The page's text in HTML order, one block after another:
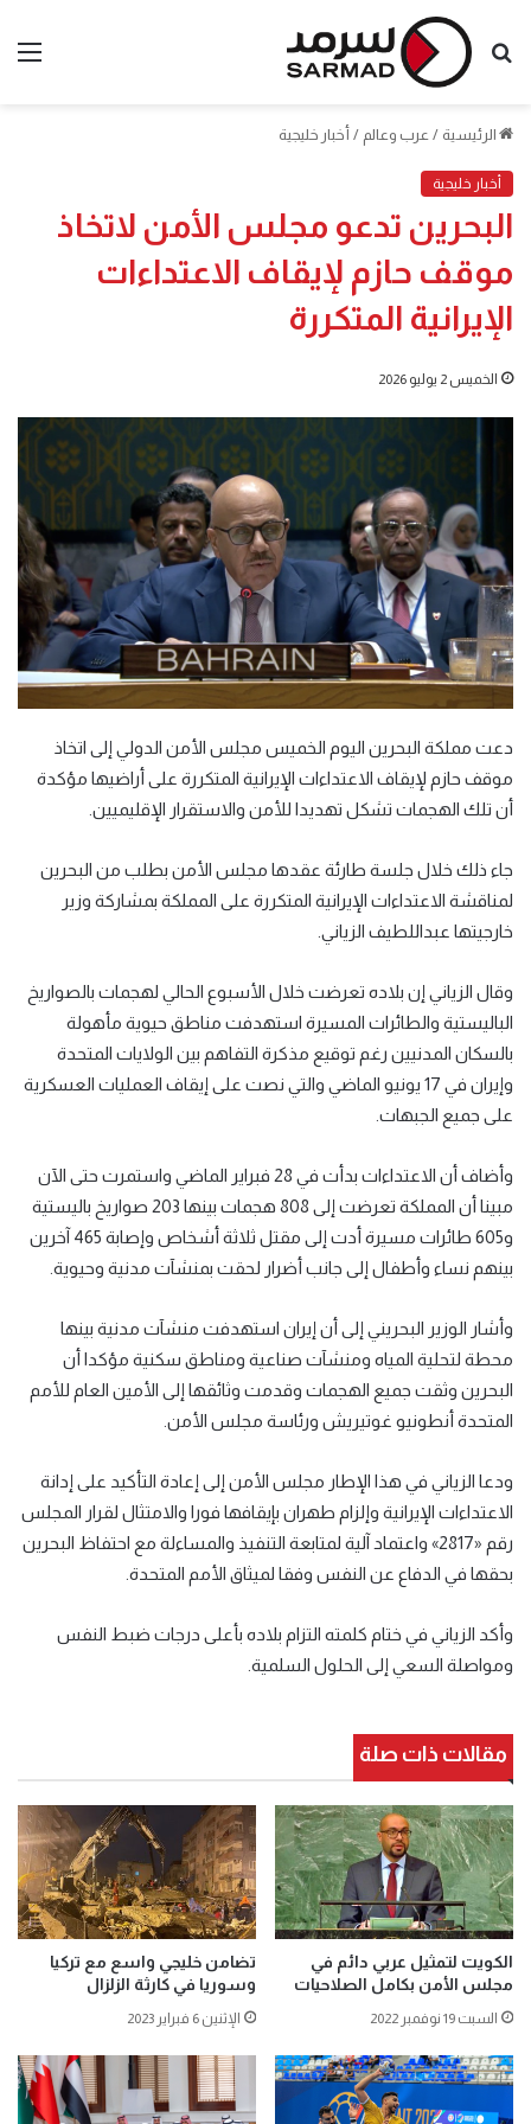
بحث
الرئيسية / عرب وعالم / أخبار خليجية
أخبار خليجية
البحرين تدعو مجلس الأمن لاتخاذ
موقف حازم لإيقاف الاعتداءات
الإيرانية المتكررة
الخميس 2 يوليو 2026
دعت مملكة البحرين اليوم الخميس مجلس الأمن الدولي إلى اتخاذ
موقف حازم لإيقاف الاعتداءات الإيرانية المتكررة على أراضيها مؤكدة
أن تلك الهجمات تشكل تهديدا للأمن والاستقرار الإقليميين.
جاء ذلك خلال جلسة طارئة عقدها مجلس الأمن بطلب من البحرين
لمناقشة الاعتداءات الإيرانية المتكررة على المملكة بمشاركة وزير
خارجيتها عبداللطيف الزياني.
وقال الزياني إن بلاده تعرضت خلال الأسبوع الحالي لهجمات بالصواريخ
الباليستية والطائرات المسيرة استهدفت مناطق حيوية مأهولة
بالسكان المدنيين رغم توقيع مذكرة التفاهم بين الولايات المتحدة
وإيران في 17 يونيو الماضي والتي نصت على إيقاف العمليات العسكرية
على جميع الجبهات.
وأضاف أن الاعتداءات بدأت في 28 فبراير الماضي واستمرت حتى الآن
مبينا أن المملكة تعرضت إلى 808 هجمات بينها 203 صواريخ باليستية
و605 طائرات مسيرة أدت إلى مقتل ثلاثة أشخاص وإصابة 465 آخرين
بينهم نساء وأطفال إلى جانب أضرار لحقت بمنشآت مدنية وحيوية.
وأشار الوزير البحريني إلى أن إيران استهدفت منشآت مدنية بينها
محطة لتحلية المياه ومنشآت صناعية ومناطق سكنية مؤكدا أن
البحرين وثقت جميع الهجمات وقدمت وثائقها إلى الأمين العام للأمم
المتحدة أنطونيو غوتيريش ورئاسة مجلس الأمن.
ودعا الزياني في هذا الإطار مجلس الأمن إلى إعادة التأكيد على إدانة
الاعتداءات الإيرانية وإلزام طهران بإيقافها فورا والامتثال لقرار المجلس
رقم «2817» واعتماد آلية لمتابعة التنفيذ والمساءلة مع احتفاظ البحرين
بحقها في الدفاع عن النفس وفقا لميثاق الأمم المتحدة.
وأكد الزياني في ختام كلمته التزام بلاده بأعلى درجات ضبط النفس
ومواصلة السعي إلى الحلول السلمية.
مقالات ذات صلة
الكويت لتمثيل عربي دائم في
مجلس الأمن بكامل الصلاحيات
السبت 19 نوفمبر 2022
تضامن خليجي واسع مع تركيا
وسوريا في كارثة الزلزال
الإثنين 6 فبراير 2023